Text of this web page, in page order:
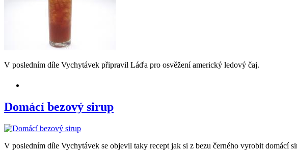
V posledním díle Vychytávek připravil Láďa pro osvěžení americký ledový čaj.
Domácí bezový sirup
V posledním díle Vychytávek se objevil taky recept jak si z bezu černého vyrobit domácí